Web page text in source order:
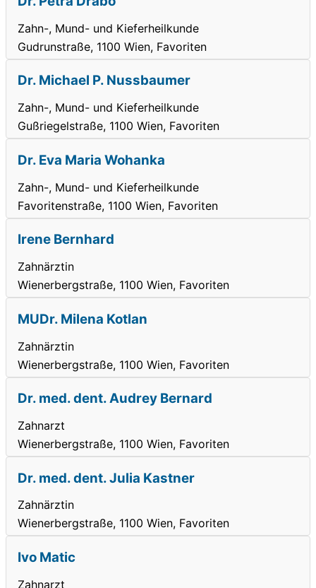
Zahn-, Mund- und Kieferheilkunde
Gudrunstraße, 1100 Wien, Favoriten
Dr. Michael P. Nussbaumer
Zahn-, Mund- und Kieferheilkunde
Gußriegelstraße, 1100 Wien, Favoriten
Dr. Eva Maria Wohanka
Zahn-, Mund- und Kieferheilkunde
Favoritenstraße, 1100 Wien, Favoriten
Irene Bernhard
Zahnärztin
Wienerbergstraße, 1100 Wien, Favoriten
MUDr. Milena Kotlan
Zahnärztin
Wienerbergstraße, 1100 Wien, Favoriten
Dr. med. dent. Audrey Bernard
Zahnarzt
Wienerbergstraße, 1100 Wien, Favoriten
Dr. med. dent. Julia Kastner
Zahnärztin
Wienerbergstraße, 1100 Wien, Favoriten
Ivo Matic
Zahnarzt